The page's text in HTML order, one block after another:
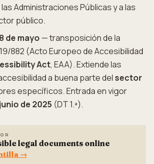
Administraciones Públicas y a las
público.
de mayo — transposición de la
882 (Acto Europeo de Accesibilidad
Act, EAA). Extiende las
a buena parte del sector
específicos. Entrada en vigor
de 2025 (DT 1.ª).
legal documents online
→